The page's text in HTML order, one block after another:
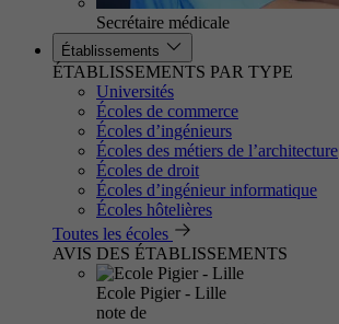
Secrétaire médicale
Établissements
ÉTABLISSEMENTS PAR TYPE
Universités
Écoles de commerce
Écoles d’ingénieurs
Écoles des métiers de l’architecture
Écoles de droit
Écoles d’ingénieur informatique
Écoles hôtelières
Toutes les écoles
AVIS DES ÉTABLISSEMENTS
Ecole Pigier - Lille
note de